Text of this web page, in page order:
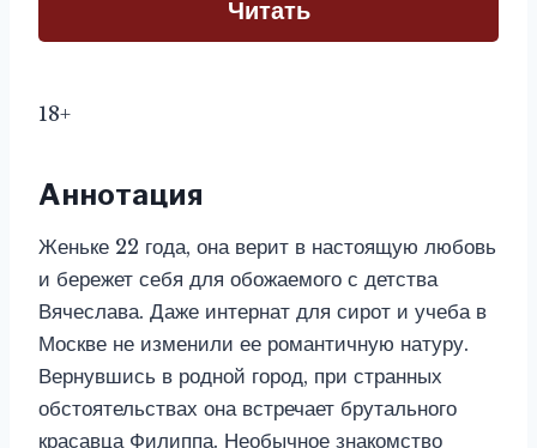
Читать
18+
Аннотация
Женьке 22 года, она верит в настоящую любовь
и бережет себя для обожаемого с детства
Вячеслава. Даже интернат для сирот и учеба в
Москве не изменили ее романтичную натуру.
Вернувшись в родной город, при странных
обстоятельствах она встречает брутального
красавца Филиппа. Необычное знакомство